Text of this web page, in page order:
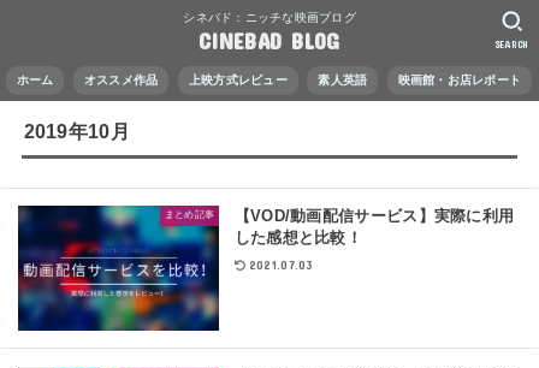
シネバド：ニッチな映画ブログ
CINEBAD BLOG
ホーム オススメ作品 上映方式レビュー 素人英語 映画館・お店レポート
SEARCH
2019年10月
まとめ記事
【VOD/動画配信サービス】実際に利用
した感想と比較！
2021.07.03